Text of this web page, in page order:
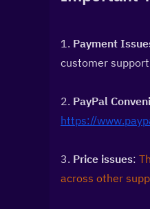
1. Payment
customer
2. PayPal
https://
3. Price issues:
across other